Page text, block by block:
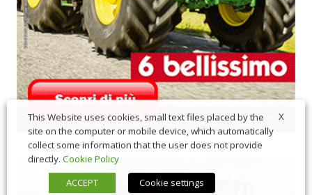
X
This Website uses cookies, small text files placed by the
site on the computer or mobile device, which automatically
collect some information that the user does not provide
directly. Cookie Policy
ACCEPT
Cookie settings